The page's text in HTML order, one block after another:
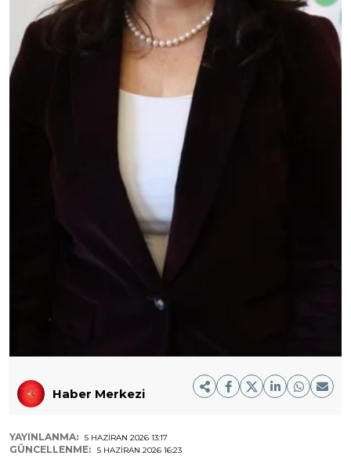
Haber Merkezi
YAYINLANMA: 5 HAZIRAN 2026 13:17
GÜNCELLENME: 5 HAZIRAN 2026 16:23